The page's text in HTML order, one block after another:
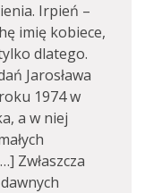
Irpień –
imię kobiece,
dlatego.
Jarosława
1974 w
a w niej
Zwłaszcza